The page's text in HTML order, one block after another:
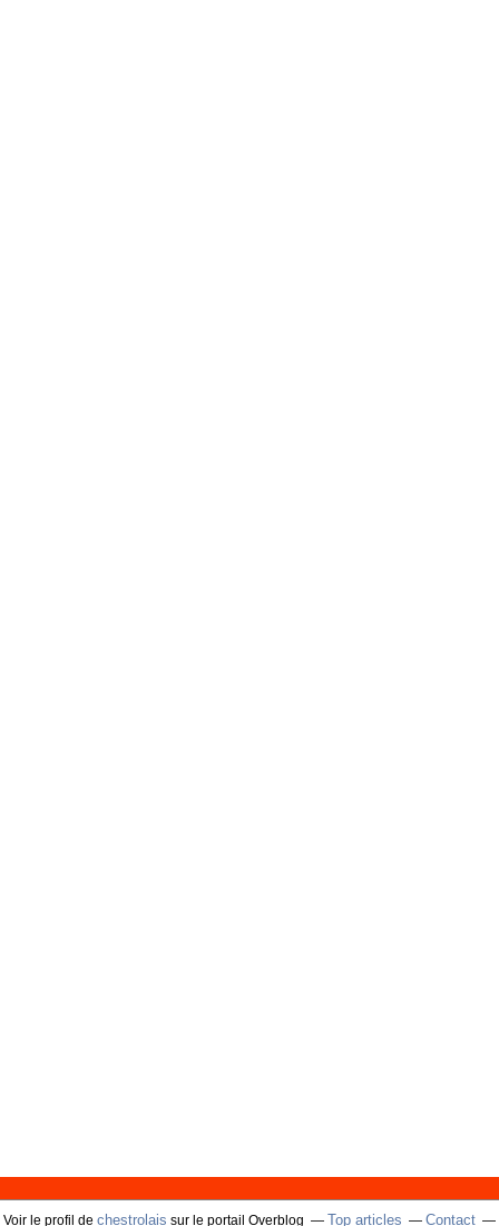
Voir le profil de chestrolais sur le portail Overblog Top articles Contact